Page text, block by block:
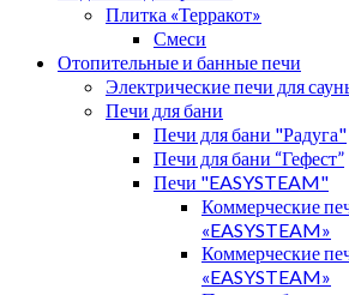
Плитка «Терракот»
Смеси
Отопительные и банные печи
Электрические печи для
Печи для бани
Печи для бани "Радуга"
Печи для бани “Гефест”
Печи "EASYSTEAM"
Коммерческие
«EASYSTEAM»
Коммерческие
«EASYSTEAM»